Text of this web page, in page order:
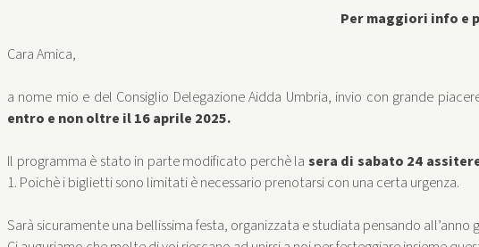
Per maggiori info e
Cara Amica,
a nome mio e del Consiglio Delegazione Aidda Umbria, invio con grande
entro e non oltre il 16 aprile 2025.
Il programma è stato in parte modificato perchè la sera di sabato 24
1. Poichè i biglietti sono limitati è necessario prenotarsi con una certa urgenza.
Sarà sicuramente una bellissima festa, organizzata e studiata pensando all’anno